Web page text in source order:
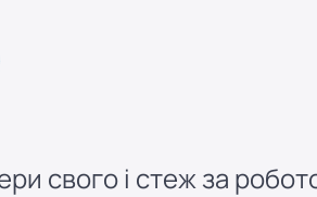
свого і стеж за